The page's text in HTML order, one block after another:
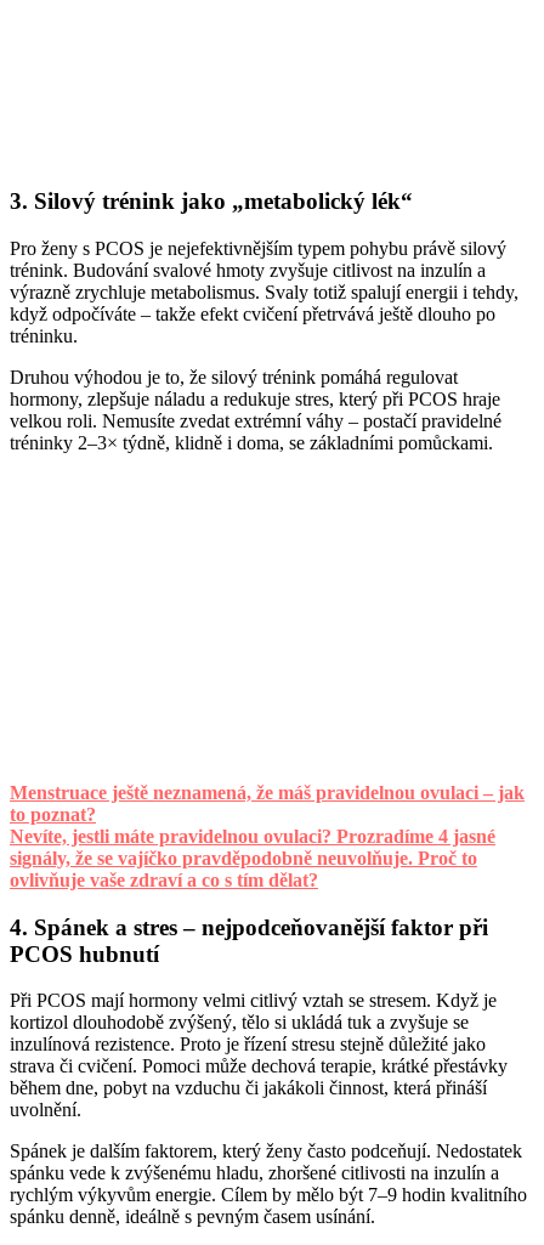
3. Silový trénink jako „metabolický lék“
Pro ženy s PCOS je nejefektivnějším typem pohybu právě silový
trénink. Budování svalové hmoty zvyšuje citlivost na inzulín a
výrazně zrychluje metabolismus. Svaly totiž spalují energii i tehdy,
když odpočíváte – takže efekt cvičení přetrvává ještě dlouho po
tréninku.
Druhou výhodou je to, že silový trénink pomáhá regulovat
hormony, zlepšuje náladu a redukuje stres, který při PCOS hraje
velkou roli. Nemusíte zvedat extrémní váhy – postačí pravidelné
tréninky 2–3× týdně, klidně i doma, se základními pomůckami.
Menstruace ještě neznamená, že máš pravidelnou ovulaci – jak
to poznat?
Nevíte, jestli máte pravidelnou ovulaci? Prozradíme 4 jasné
signály, že se vajíčko pravděpodobně neuvolňuje. Proč to
ovlivňuje vaše zdraví a co s tím dělat?
4. Spánek a stres – nejpodceňovanější faktor při
PCOS hubnutí
Při PCOS mají hormony velmi citlivý vztah se stresem. Když je
kortizol dlouhodobě zvýšený, tělo si ukládá tuk a zvyšuje se
inzulínová rezistence. Proto je řízení stresu stejně důležité jako
strava či cvičení. Pomoci může dechová terapie, krátké přestávky
během dne, pobyt na vzduchu či jakákoli činnost, která přináší
uvolnění.
Spánek je dalším faktorem, který ženy často podceňují. Nedostatek
spánku vede k zvýšenému hladu, zhoršené citlivosti na inzulín a
rychlým výkyvům energie. Cílem by mělo být 7–9 hodin kvalitního
spánku denně, ideálně s pevným časem usínání.